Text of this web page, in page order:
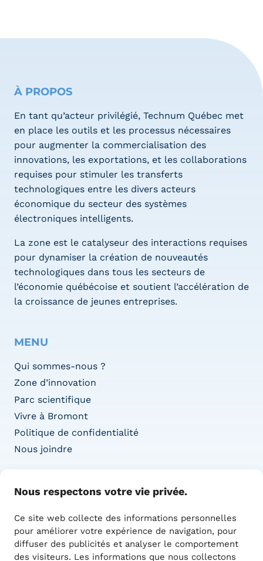
Nous respectons votre vie privée.
Ce site web collecte des informations personnelles
pour améliorer votre expérience de navigation, pour
diffuser des publicités et analyser le comportement
des visiteurs. Les informations que nous collectons
À PROPOS
En tant qu’acteur privilégié, Technum Québec met
en place les outils et les processus nécessaires
pour augmenter la commercialisation des
innovations, les exportations, et les collaborations
requises pour stimuler les transferts
technologiques entre les divers acteurs
économique du secteur des systèmes
électroniques intelligents.
La zone est le catalyseur des interactions requises
pour dynamiser la création de nouveautés
technologiques dans tous les secteurs de
l’économie québécoise et soutient l’accélération de
la croissance de jeunes entreprises.
MENU
Qui sommes-nous ?
Zone d’innovation
Parc scientifique
Vivre à Bromont
Politique de confidentialité
Nous joindre
1415 Boul. de l’Innovation,
Bureau 100
Bromont, QC J2L 0L4